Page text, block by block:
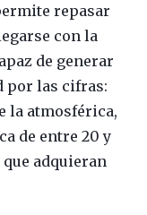
repasar
con la
de generar
por las cifras:
la atmosférica,
de entre 20 y
adquieran